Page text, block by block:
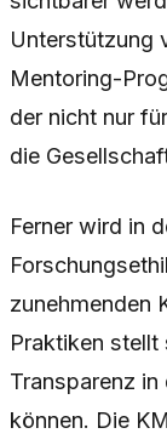
Unterstützung
Mentoring-
der nicht nur
die
Ferner wird in
zunehmenden
Praktiken stellt
Transparenz
können. Die